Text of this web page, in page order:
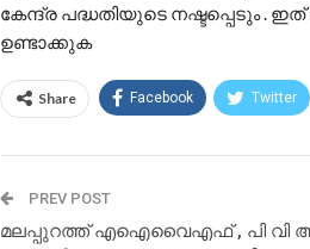
കേന്ദ്ര പദ്ധതിയുടെ
ഉണ്ടാക്കുക
Share Facebook Twitter
PREV POST
മലപ്പുറത്ത് എഐവൈഎഫ് , പി വി